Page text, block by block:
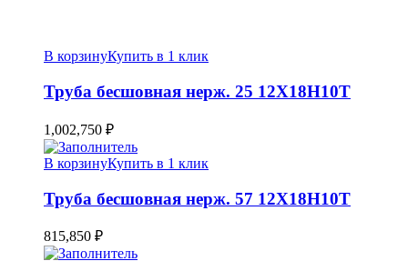
В корзинуКупить в 1 клик
Труба бесшовная нерж. 25 12Х18Н10Т
1,002,750 ₽
В корзинуКупить в 1 клик
Труба бесшовная нерж. 57 12Х18Н10Т
815,850 ₽